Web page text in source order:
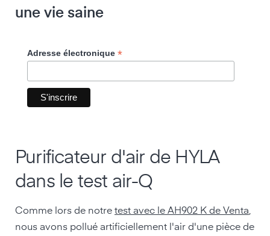
une vie saine
Adresse électronique *
Purificateur d'air de HYLA
dans le test air-Q
Comme lors de notre test avec le AH902 K de Venta,
nous avons pollué artificiellement l'air d'une pièce de